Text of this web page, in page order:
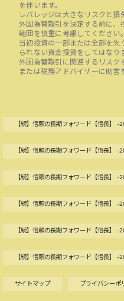
を伴います。
レバレッジは大きなリスクと損
外国為替取引を決定する前に、
範囲を慎重に考慮してください。
当初投資の一部または全部を失
られない資金投資をしてはなり
外国為替取引に関連するリスク
または税務アドバイザーに助言
【続】信頼の長期フォワード【信長】 -
【続】信頼の長期フォワード【信長】 -
【続】信頼の長期フォワード【信長】 -
【続】信頼の長期フォワード【信長】 -
【続】信頼の長期フォワード【信長】 -
【続】信頼の長期フォワード【信長】 -
サイトマップ プライバシーポ